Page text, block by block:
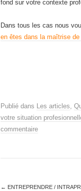
fond sur votre contexte
Dans tous les cas nous
en êtes dans la maîtrise
Publié dans Les articles,
votre situation
commentaire
← ENTREPRENDRE /